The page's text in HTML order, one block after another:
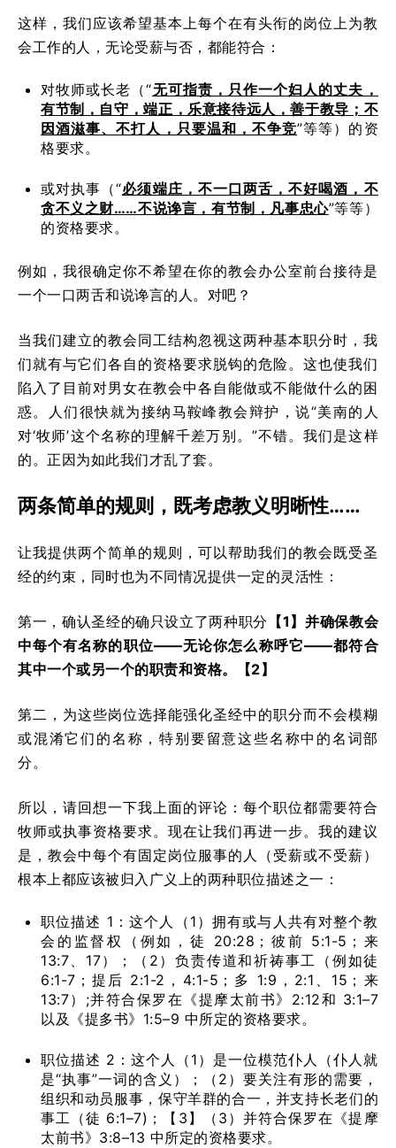
这样，我们应该希望基本上每个在有头衔的岗位上为教
会工作的人，无论受薪与否，都能符合：
对牧师或长老（“无可指责，只作一个妇人的丈夫，
有节制，自守，端正，乐意接待远人，善于教导；不
因酒滋事、不打人，只要温和，不争竞”等等）的资
格要求。
或对执事（“必须端庄，不一口两舌，不好喝酒，不
贪不义之财……不说谗言，有节制，凡事忠心”等等）
的资格要求。
例如，我很确定你不希望在你的教会办公室前台接待是
一个一口两舌和说谗言的人。对吧？
当我们建立的教会同工结构忽视这两种基本职分时，我
们就有与它们各自的资格要求脱钩的危险。这也使我们
陷入了目前对男女在教会中各自能做或不能做什么的困
惑。人们很快就为接纳马鞍峰教会辩护，说“美南的人
对‘牧师’这个名称的理解千差万别。”不错。我们是这样
的。正因为如此我们才乱了套。
两条简单的规则，既考虑教义明晰性……
让我提供两个简单的规则，可以帮助我们的教会既受圣
经的约束，同时也为不同情况提供一定的灵活性：
第一，确认圣经的确只设立了两种职分 【1】 并确保教会
中每个有名称的职位——无论你怎么称呼它——都符合
其中一个或另一个的职责和资格。
【2】
第二，为这些岗位选择能强化圣经中的职分而不会模糊
或混淆它们的名称，特别要留意这些名称中的名词部
分。
所以，请回想一下我上面的评论：每个职位都需要符合
牧师或执事资格要求。现在让我们再进一步。我的建议
是，教会中每个有固定岗位服事的人（受薪或不受薪）
根本上都应该被归入广义上的两种职位描述之一：
职位描述 1：这个人（1）拥有或与人共有对整个教
会的监督权（例如，徒 20:28；彼前 5:1-5；来
13:7、17）；（2）负责传道和祈祷事工（例如徒
6:1-7；提后 2:1-2，4:1-5；多 1:9，2:1、15；来
13:7）;并符合保罗在《提摩太前书》2:12和 3:1–7
以及《提多书》1:5–9 中所定的资格要求。
职位描述 2：这个人（1）是一位模范仆人（仆人就
是“执事”一词的含义）；（2）要关注有形的需要，
组织和动员服事，保守羊群的合一，并支持长老们的
事工（徒 6:1–7)；【3】（3）并符合保罗在《提摩
太前书》3:8–13 中所定的资格要求。